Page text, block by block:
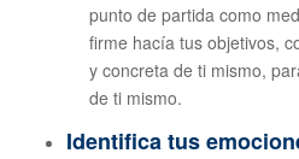
punto de partida como
firme hacía tus objetivos,
y concreta de ti mismo,
de ti mismo.
Identifica tus